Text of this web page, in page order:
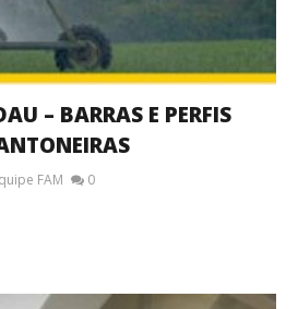
– BARRAS E PERFIS
FAM 0